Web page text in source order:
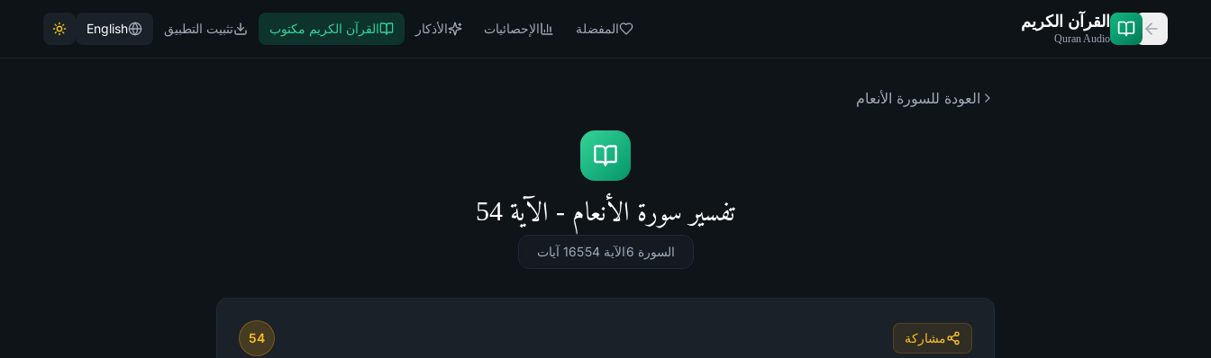
القرآن الكريم
Quran Audio
المفضلة الإحصائيات الأذكار القرآن الكريم مكتوب تثبيت التطبيق English
العودة للسورة الأنعام
تفسير سورة الأنعام - الآية 54
السورة 6 الآية 54 165 آيات
مشاركة 54